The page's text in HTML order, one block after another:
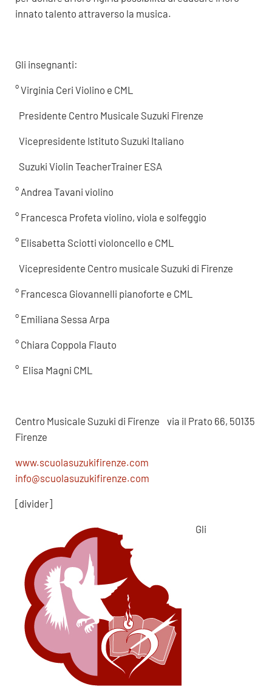
innato talento attraverso la musica.
Gli insegnanti:
° Virginia Ceri Violino e CML
Presidente Centro Musicale Suzuki Firenze
Vicepresidente Istituto Suzuki Italiano
Suzuki Violin TeacherTrainer ESA
° Andrea Tavani violino
° Francesca Profeta violino, viola e solfeggio
° Elisabetta Sciotti violoncello e CML
Vicepresidente Centro musicale Suzuki di Firenze
° Francesca Giovannelli pianoforte e CML
° Emiliana Sessa Arpa
° Chiara Coppola Flauto
° Elisa Magni CML
Centro Musicale Suzuki di Firenze via il Prato 66, 50135
Firenze
www.scuolasuzukifirenze.com
info@scuolasuzukifirenze.com
[divider]
Gli